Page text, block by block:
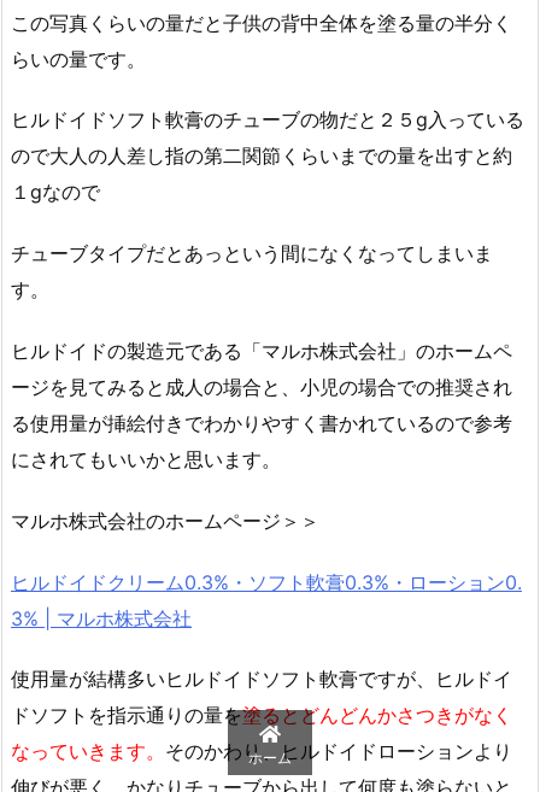
この写真くらいの量だと子供の背中全体を塗る量の半分く
らいの量です。
ヒルドイドソフト軟膏のチューブの物だと２５g入っている
ので大人の人差し指の第二関節くらいまでの量を出すと約
１gなので
チューブタイプだとあっという間になくなってしまいま
す。
ヒルドイドの製造元である「マルホ株式会社」のホームペ
ージを見てみると成人の場合と、小児の場合での推奨され
る使用量が挿絵付きでわかりやすく書かれているので参考
にされてもいいかと思います。
マルホ株式会社のホームページ＞＞
ヒルドイドクリーム0.3%・ソフト軟膏0.3%・ローション0.
3% | マルホ株式会社
使用量が結構多いヒルドイドソフト軟膏ですが、ヒルドイ
ドソフトを指示通りの量を塗るとどんどんかさつきがなく
なっていきます。 そのかわり、ヒルドイドローションより
ホーム